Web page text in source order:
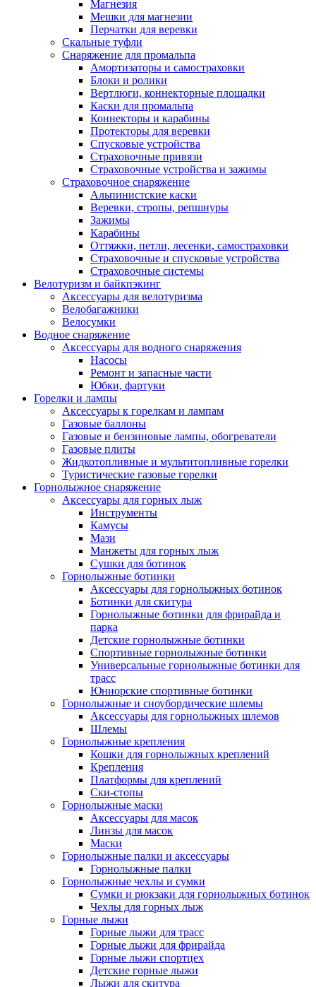
Магнезия
Мешки для магнезии
Перчатки для веревки
Скальные туфли
Снаряжение для промальпа
Амортизаторы и самостраховки
Блоки и ролики
Вертлюги, коннекторные площадки
Каски для промальпа
Коннекторы и карабины
Протекторы для веревки
Спусковые устройства
Страховочные привязи
Страховочные устройства и зажимы
Страховочное снаряжение
Альпинистские каски
Веревки, стропы, репшнуры
Зажимы
Карабины
Оттяжки, петли, лесенки, самостраховки
Страховочные и спусковые устройства
Страховочные системы
Велотуризм и байкпэкинг
Аксессуары для велотуризма
Велобагажники
Велосумки
Водное снаряжение
Аксессуары для водного снаряжения
Насосы
Ремонт и запасные части
Юбки, фартуки
Горелки и лампы
Аксессуары к горелкам и лампам
Газовые баллоны
Газовые и бензиновые лампы, обогреватели
Газовые плиты
Жидкотопливные и мультитопливные горелки
Туристические газовые горелки
Горнолыжное снаряжение
Аксессуары для горных лыж
Инструменты
Камусы
Мази
Манжеты для горных лыж
Сушки для ботинок
Горнолыжные ботинки
Аксессуары для горнолыжных ботинок
Ботинки для скитура
Горнолыжные ботинки для фрирайда и
парка
Детские горнолыжные ботинки
Спортивные горнолыжные ботинки
Универсальные горнолыжные ботинки для
трасс
Юниорские спортивные ботинки
Горнолыжные и сноубордические шлемы
Аксессуары для горнолыжных шлемов
Шлемы
Горнолыжные крепления
Кошки для горнолыжных креплений
Крепления
Платформы для креплений
Ски-стопы
Горнолыжные маски
Аксессуары для масок
Линзы для масок
Маски
Горнолыжные палки и аксессуары
Горнолыжные палки
Горнолыжные чехлы и сумки
Сумки и рюкзаки для горнолыжных ботинок
Чехлы для горных лыж
Горные лыжи
Горные лыжи для трасс
Горные лыжи для фрирайда
Горные лыжи спортцех
Детские горные лыжи
Лыжи для скитура